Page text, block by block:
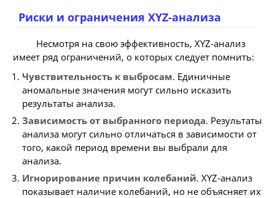
Риски и ограничения XYZ-анализа
Несмотря на свою эффективность, XYZ-анализ
имеет ряд ограничений, о которых следует помнить:
Чувствительность к выбросам. Единичные
аномальные значения могут сильно исказить
результаты анализа.
Зависимость от выбранного периода. Результаты
анализа могут сильно отличаться в зависимости от
того, какой период времени вы выбрали для
анализа.
Игнорирование причин колебаний. XYZ-анализ
показывает наличие колебаний, но не объясняет их